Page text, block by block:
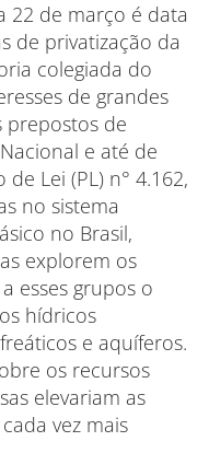
22 de março é data
de privatização da
colegiada do
de grandes
prepostos de
e até de
Lei (PL) n° 4.162,
no sistema
no Brasil,
explorem os
esses grupos o
hídricos
e aquíferos.
os recursos
elevariam as
vez mais